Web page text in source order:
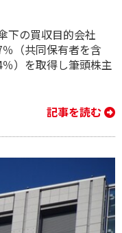
下の買収目的会社
（共同保有者を含
）を取得し筆頭株主
記事を読む